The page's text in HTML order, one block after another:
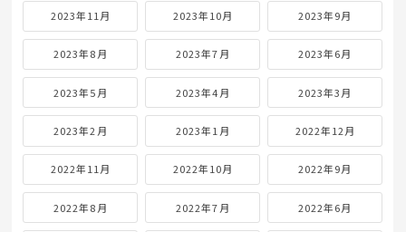
2023年11月 2023年10月 2023年9月
2023年8月 2023年7月 2023年6月
2023年5月 2023年4月 2023年3月
2023年2月 2023年1月 2022年12月
2022年11月 2022年10月 2022年9月
2022年8月 2022年7月 2022年6月